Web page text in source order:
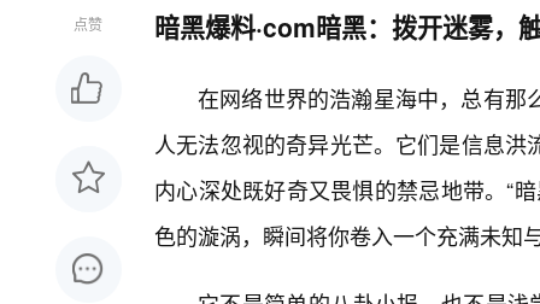
点赞 暗黑爆料·com暗黑：拨开迷雾，
在网络世界的浩瀚星海中，总有那
人无法忽视的奇异光芒。它们是信息
内心深处既好奇又畏惧的禁忌地带。“
色的漩涡，瞬间将你卷入一个充满未知